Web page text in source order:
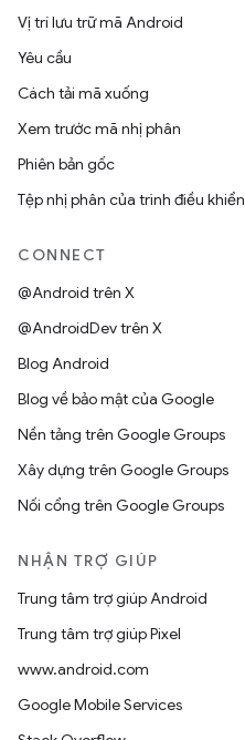
Vị trí lưu trữ mã Android
Yêu cầu
Cách tải mã xuống
Xem trước mã nhị phân
Phiên bản gốc
Tệp nhị phân của trình điều khiển
CONNECT
@Android trên X
@AndroidDev trên X
Blog Android
Blog về bảo mật của Google
Nền tảng trên Google Groups
Xây dựng trên Google Groups
Nối cổng trên Google Groups
NHẬN TRỢ GIÚP
Trung tâm trợ giúp Android
Trung tâm trợ giúp Pixel
www.android.com
Google Mobile Services